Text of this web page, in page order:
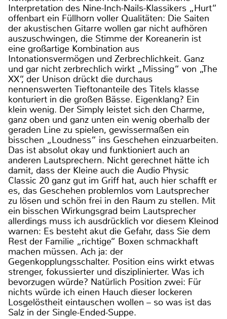
Interpretation des Nine-Inch-Nails-Klassikers „Hurt“
offenbart ein Füllhorn voller Qualitäten: Die Saiten
der akustischen Gitarre wollen gar nicht aufhören
auszuschwingen, die Stimme der Koreanerin ist
eine großartige Kombination aus
Intonationsvermögen und Zerbrechlichkeit. Ganz
und gar nicht zerbrechlich wirkt „Missing“ von „The
XX“, der Unison drückt die durchaus
nennenswerten Tieftonanteile des Titels klasse
konturiert in die großen Bässe. Eigenklang? Ein
klein wenig. Der Simply leistet sich den Charme,
ganz oben und ganz unten ein wenig oberhalb der
geraden Line zu spielen, gewissermaßen ein
bisschen „Loudness“ ins Geschehen einzuarbeiten.
Das ist absolut okay und funktioniert auch an
anderen Lautsprechern. Nicht gerechnet hätte ich
damit, dass der Kleine auch die Audio Physic
Classic 20 ganz gut im Griff hat, auch hier schafft er
es, das Geschehen problemlos vom Lautsprecher
zu lösen und schön frei in den Raum zu stellen. Mit
ein bisschen Wirkungsgrad beim Lautsprecher
allerdings muss ich ausdrücklich vor diesem Kleinod
warnen: Es besteht akut die Gefahr, dass Sie dem
Rest der Familie „richtige“ Boxen schmackhaft
machen müssen. Ach ja: der
Gegenkopplungsschalter. Position eins wirkt etwas
strenger, fokussierter und disziplinierter. Was ich
bevorzugen würde? Natürlich Position zwei: Für
nichts würde ich einen Hauch dieser lockeren
Losgelöstheit eintauschen wollen – so was ist das
Salz in der Single-Ended-Suppe.